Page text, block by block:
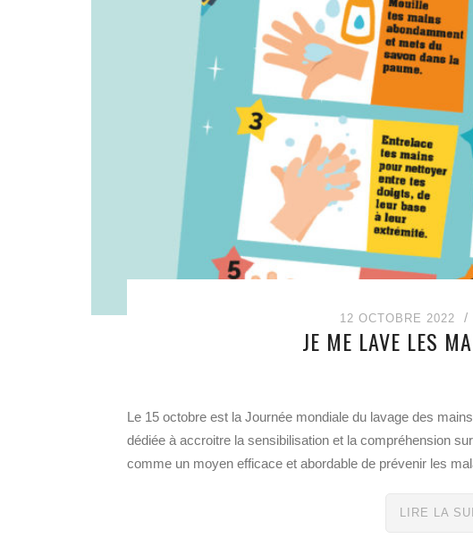
12 OCTOBRE 2022
JE ME LAVE LES
Le 15 octobre est la Journée mondiale du lavage des
dédiée à accroitre la sensibilisation et la compréhension
comme un moyen efficace et abordable de prévenir les
LIRE LA